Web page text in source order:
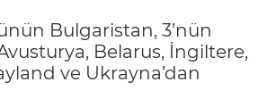
Bulgaristan, 3’nün
Belarus, İngiltere,
ve Ukrayna’dan